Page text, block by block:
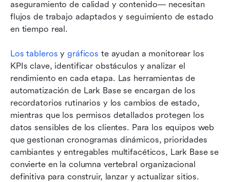
aseguramiento de calidad y contenido— necesitan
flujos de trabajo adaptados y seguimiento de estado
en tiempo real.
Los tableros y gráficos te ayudan a monitorear los
KPIs clave, identificar obstáculos y analizar el
rendimiento en cada etapa. Las herramientas de
automatización de Lark Base se encargan de los
recordatorios rutinarios y los cambios de estado,
mientras que los permisos detallados protegen los
datos sensibles de los clientes. Para los equipos web
que gestionan cronogramas dinámicos, prioridades
cambiantes y entregables multifacéticos, Lark Base se
convierte en la columna vertebral organizacional
definitiva para construir, lanzar y actualizar sitios.